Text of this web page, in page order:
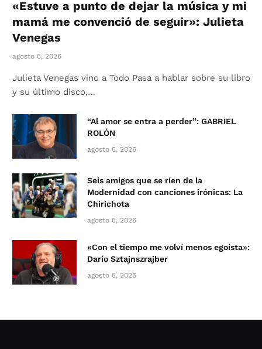
«Estuve a punto de dejar la música y mi
mamá me convenció de seguir»: Julieta
Venegas
agosto 5, 2026
Julieta Venegas vino a Todo Pasa a hablar sobre su libro
y su último disco,…
“Al amor se entra a perder”: GABRIEL
ROLÓN
agosto 5, 2026
Seis amigos que se ríen de la
Modernidad con canciones irónicas: La
Chirichota
agosto 5, 2026
«Con el tiempo me volví menos egoísta»:
Darío Sztajnszrajber
agosto 5, 2026